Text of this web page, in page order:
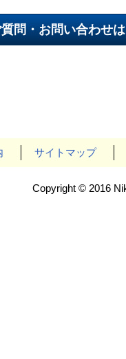
サイトマップ
Copyright © 2016